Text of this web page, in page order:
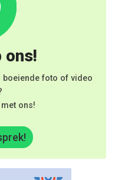
ons!
boeiende foto of video
ons!